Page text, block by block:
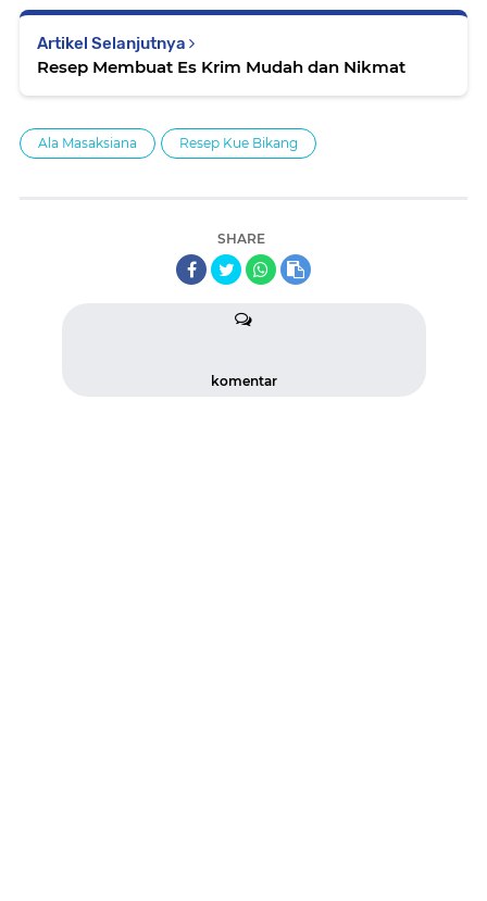
Artikel Selanjutnya
Resep Membuat Es Krim Mudah dan Nikmat
Ala Masaksiana Resep Kue Bikang
SHARE
komentar